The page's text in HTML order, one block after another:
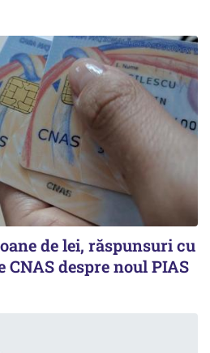
de lei, răspunsuri cu
CNAS despre noul PIAS